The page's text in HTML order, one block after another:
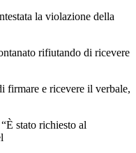
la violazione della
rifiutando di ricevere
firmare e ricevere il verbale,
stato richiesto al